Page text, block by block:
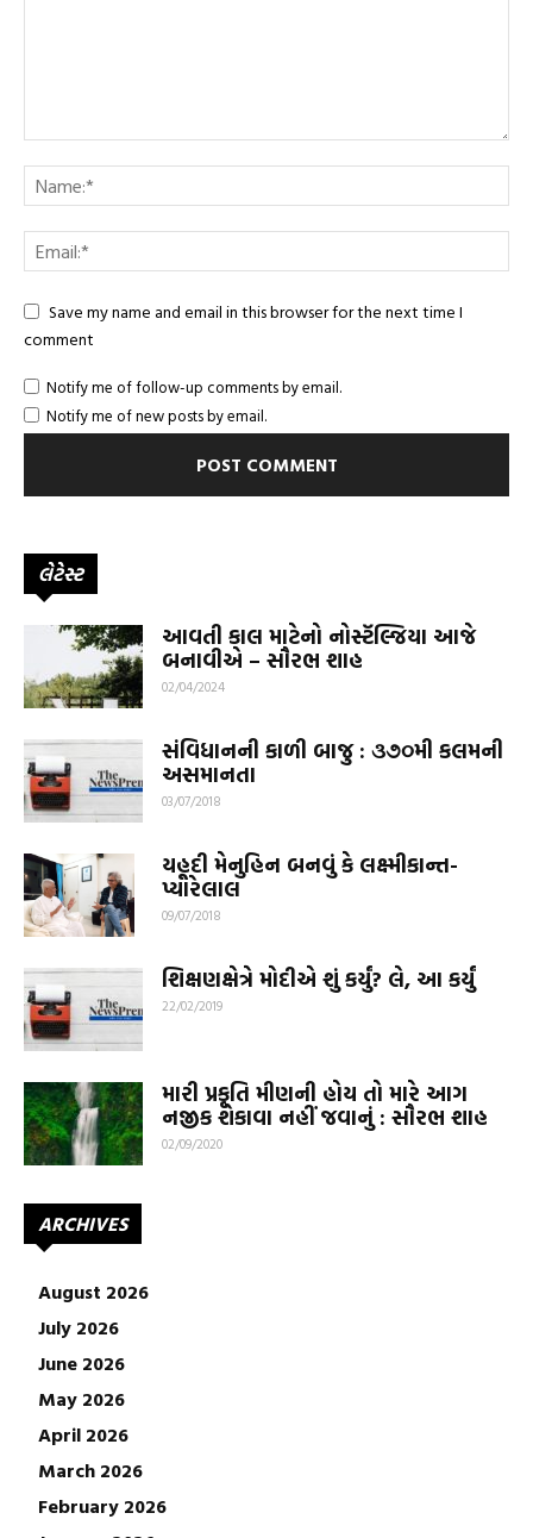
Save my name and email in this browser for the next time I
comment
Notify me of follow-up comments by email.
Notify me of new posts by email.
લેટેસ્ટ
આવતી કાલ માટેનો નોસ્ટૅલ્જિયા આજે
બનાવીએ – સૌરભ શાહ
02/04/2024
સંવિધાનની કાળી બાજુ : ૩૭૦મી કલમની
અસમાનતા
03/07/2018
યહૂદી મેનુહિન બનવું કે લક્ષ્મીકાન્ત-
પ્યારેલાલ
09/07/2018
શિક્ષણક્ષેત્રે મોદીએ શું કર્યું? લે, આ કર્યું
22/02/2019
મારી પ્રકૃતિ મીણની હોય તો મારે આગ
નજીક શેકાવા નહીં જવાનું : સૌરભ શાહ
02/09/2020
ARCHIVES
August 2026
July 2026
June 2026
May 2026
April 2026
March 2026
February 2026